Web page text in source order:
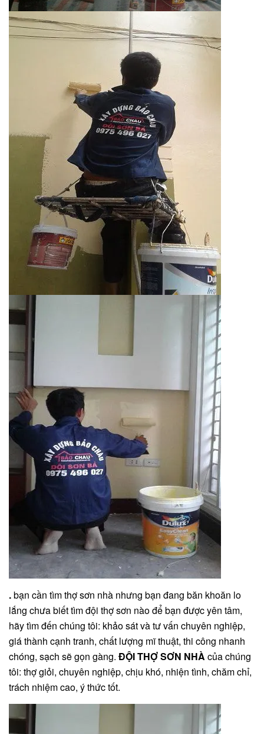
.bạn cần tìm thợ sơn nhà nhưng bạn đang băn khoăn lo
lắng chưa biết tìm đội thợ sơn nào để bạn được yên tâm,
hãy tìm đến chúng tôi: khảo sát và tư vấn chuyên nghiệp,
giá thành cạnh tranh, chất lượng mĩ thuật, thi công nhanh
chóng, sạch sẽ gọn gàng. ĐỘI THỢ SƠN NHÀ của chúng
tôi: thợ giỏi, chuyên nghiệp, chịu khó, nhiện tình, chăm chỉ,
trách nhiệm cao, ý thức tốt.